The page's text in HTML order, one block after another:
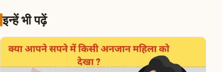
इन्हें भी पढ़ें